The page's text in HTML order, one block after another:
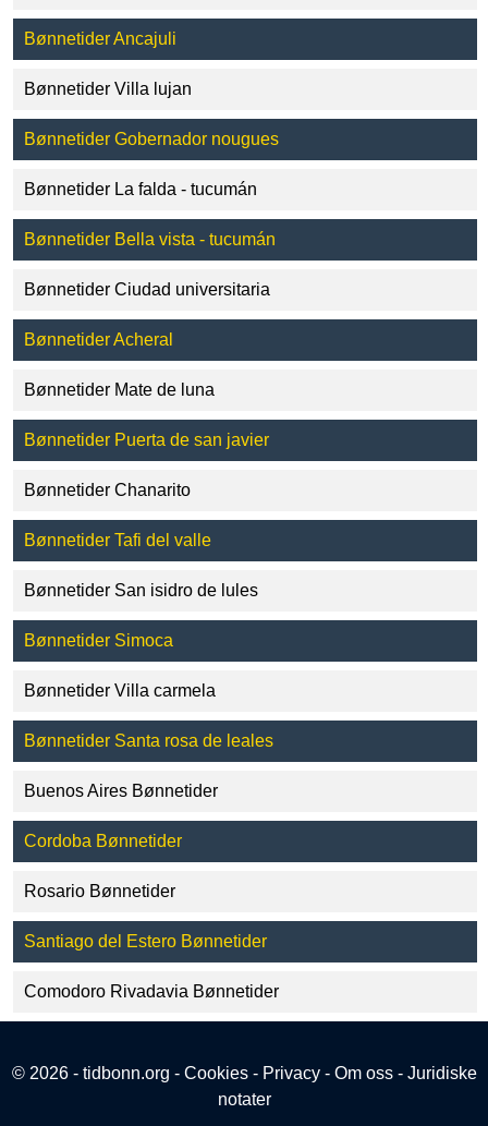
Bønnetider Ancajuli
Bønnetider Villa lujan
Bønnetider Gobernador nougues
Bønnetider La falda - tucumán
Bønnetider Bella vista - tucumán
Bønnetider Ciudad universitaria
Bønnetider Acheral
Bønnetider Mate de luna
Bønnetider Puerta de san javier
Bønnetider Chanarito
Bønnetider Tafi del valle
Bønnetider San isidro de lules
Bønnetider Simoca
Bønnetider Villa carmela
Bønnetider Santa rosa de leales
Buenos Aires Bønnetider
Cordoba Bønnetider
Rosario Bønnetider
Santiago del Estero Bønnetider
Comodoro Rivadavia Bønnetider
© 2026 - tidbonn.org - Cookies- Privacy- Om oss- Juridiske
notater